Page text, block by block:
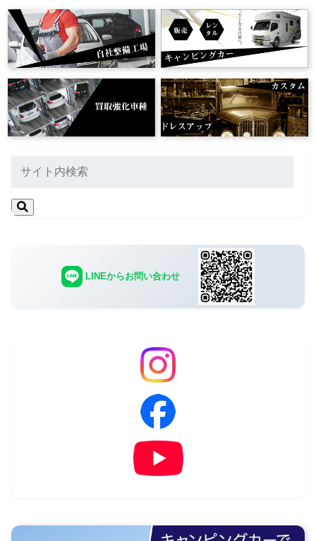
LINEからお問い合わせ